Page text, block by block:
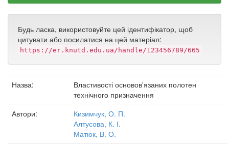
Будь ласка, використовуйте цей ідентифікатор, щоб
цитувати або посилатися на цей матеріал:
https://er.knutd.edu.ua/handle/123456789/665
Назва:
Властивості основов'язаних полотен
технічного призначення
Автори:
Кизимчук, О. П.
Алтусова, К. І.
Матюк, В. О.